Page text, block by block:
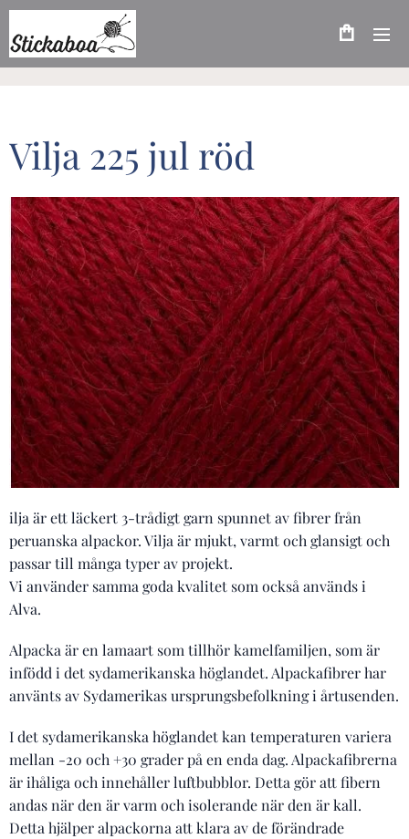
Vilja 225 jul röd
ilja är ett läckert 3-trådigt garn spunnet av fibrer från
peruanska alpackor. Vilja är mjukt, varmt och glansigt och
passar till många typer av projekt.
Vi använder samma goda kvalitet som också används i
Alva.
Alpacka är en lamaart som tillhör kamelfamiljen, som är
infödd i det sydamerikanska höglandet. Alpackafibrer har
använts av Sydamerikas ursprungsbefolkning i årtusenden.
I det sydamerikanska höglandet kan temperaturen variera
mellan -20 och +30 grader på en enda dag. Alpackafibrerna
är ihåliga och innehåller luftbubblor. Detta gör att fibern
andas när den är varm och isolerande när den är kall.
Detta hjälper alpackorna att klara av de förändrade